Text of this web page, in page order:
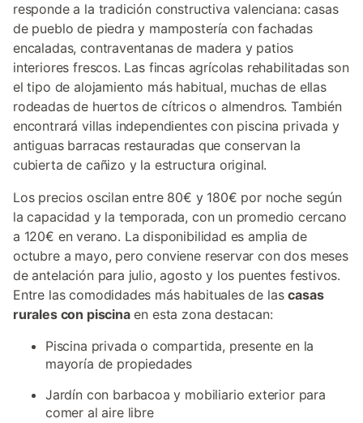
responde a la tradición constructiva valenciana: casas
de pueblo de piedra y mampostería con fachadas
encaladas, contraventanas de madera y patios
interiores frescos. Las fincas agrícolas rehabilitadas son
el tipo de alojamiento más habitual, muchas de ellas
rodeadas de huertos de cítricos o almendros. También
encontrará villas independientes con piscina privada y
antiguas barracas restauradas que conservan la
cubierta de cañizo y la estructura original.
Los precios oscilan entre 80€ y 180€ por noche según
la capacidad y la temporada, con un promedio cercano
a 120€ en verano. La disponibilidad es amplia de
octubre a mayo, pero conviene reservar con dos meses
de antelación para julio, agosto y los puentes festivos.
Entre las comodidades más habituales de lascasas
rurales con piscinaen esta zona destacan:
Piscina privada o compartida, presente en la
mayoría de propiedades
Jardín con barbacoa y mobiliario exterior para
comer al aire libre